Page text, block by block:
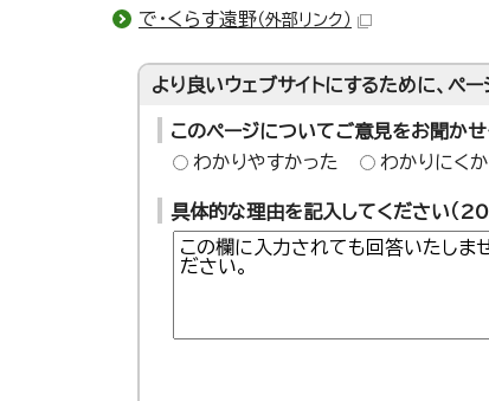
で・くらす遠野（外部リンク）
より良いウェブサイトにするために、ペ
このページについてご意見をお聞か
わかりやすかった
わかりにく
具体的な理由を記入してください（